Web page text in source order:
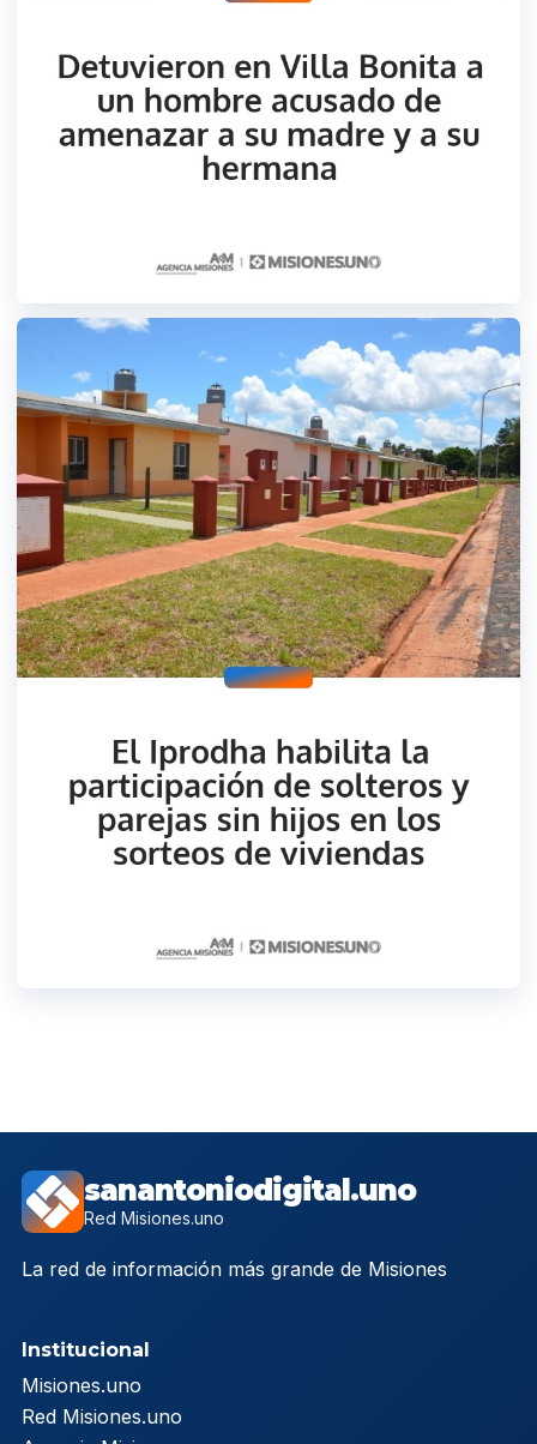
sanantoniodigital.uno
Red Misiones.uno
La red de información más grande de Misiones
Institucional
Misiones.uno
Red Misiones.uno